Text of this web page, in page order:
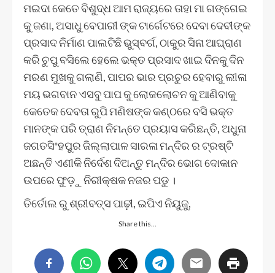
ମଇଦା କେତେ ବିଶୁଦ୍ଧ ଆମ ରାଜ୍ୟରେ ତାହା ମା ଗଙ୍ଗେଇ
କୁ ଜଣା, ଅସାଧୁ ବେପାରୀ ଙ୍କ ଟାର୍ଗେଟରେ ଦେବା ଦେବୀଙ୍କ
ପ୍ରସାଦ ନିର୍ମାଣ ପାଲଟିଛି ଭୁସ୍ବର୍ଗ, ଠାକୁର ସିନା ଆଘ୍ରାଣ
କରି ଚୁପୁ ବସିଲେ ହେଲେ ଭକ୍ତ ପ୍ରସାଦ ଖାଇ ଦିନକୁ ଦିନ
ମରଣ ମୁଖକୁ ଗଲାଣି, ପାପର ଭାର ପ୍ରଚୁର ହେବାରୁ ଲୀଳା
ମୟ ଭଗବାନ ଏସବୁ ପାପ କୁ ଲୋକଲୋଚନ କୁ ଆଣିବାକୁ
କେତେକ ଦେବତା ରୁପି ମଣିଷଙ୍କ କଣ୍ଠରେ ବସି ଭକ୍ତ
ମାନଙ୍କ ପରି ତ୍ରାଣ ନିମନ୍ତେ ପ୍ରୟାସ କରିଛନ୍ତି, ଅଧୁନା
ଜଗତସିଂହପୁର ଜିଲ୍ଲାପାଳ ସାରଳା ମନ୍ଦିର ର ଟ୍ରଷ୍ଟି
ଅଛନ୍ତି ଏଣୀକି ନିର୍ଦେଶ ଦିଅନ୍ତୁ ମନ୍ଦିର ଭୋଗ ଦୋକାନ
ଉପରେ ଫୁଡ଼ୁ ନିରୀକ୍ଷକ ନଜର ପଡୁ ।
ତିର୍ତୋଲ ରୁ ଶ୍ରୀବତ୍ସ ପାଢ଼ୀ, ଇପିଏ ନିୟୁଜୁ,
Share this…